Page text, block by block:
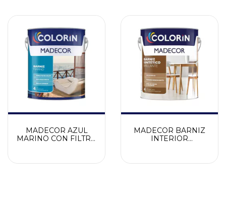
MADECOR AZUL
MARINO CON FILTRO
MADECOR BARNIZ
INTERIOR